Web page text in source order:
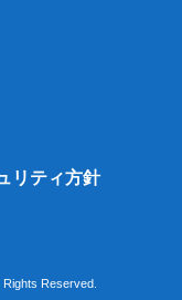
リティ方針
Reserved.